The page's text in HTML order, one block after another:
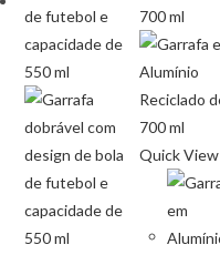
Quick View